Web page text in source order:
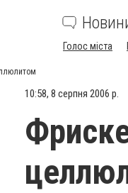
Голос міста
10:58, 8 серпня 2006 р.